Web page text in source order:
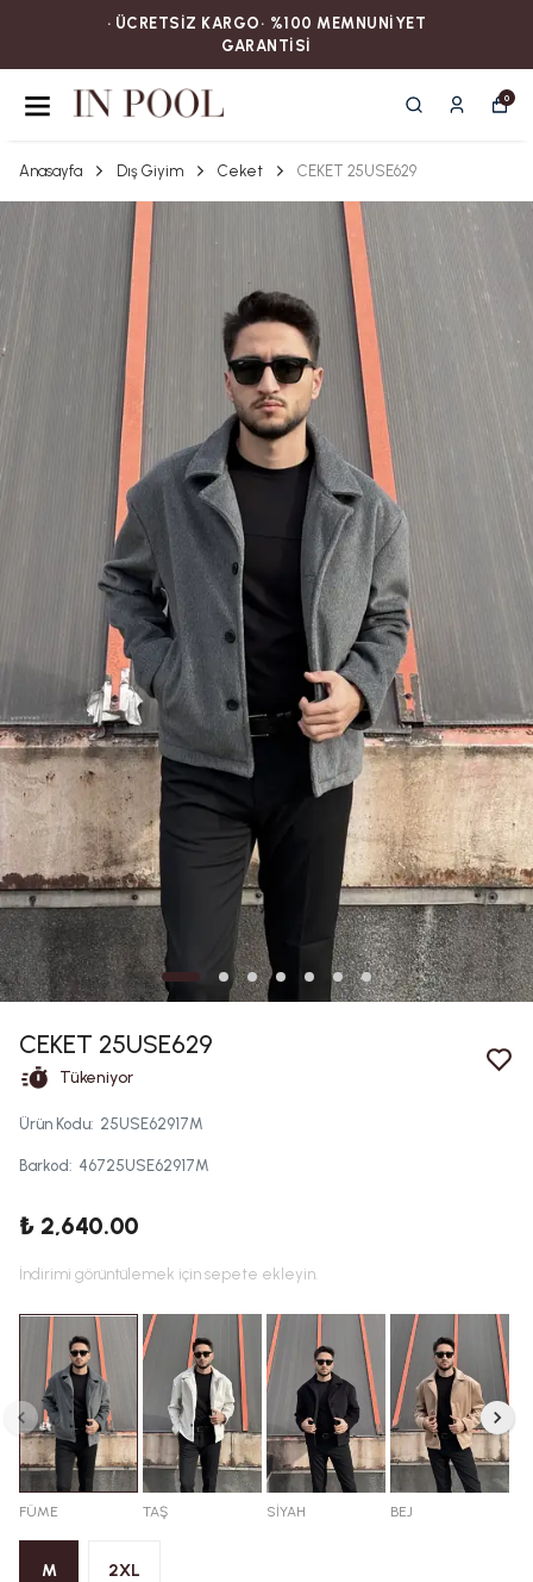
• ÜCRETSİZ KARGOㅤ‎‎‎‎‎‎‎‎• %100 MEMNUNİYET
GARANTİSİ
0
Anasayfa Dış Giyim Ceket CEKET 25USE629
CEKET 25USE629
Tükeniyor
Ürün Kodu: 25USE62917M
Barkod: 46725USE62917M
₺ 2,640.00
İndirimi görüntülemek için sepete ekleyin.
FÜME TAŞ SİYAH BEJ
M 2XL